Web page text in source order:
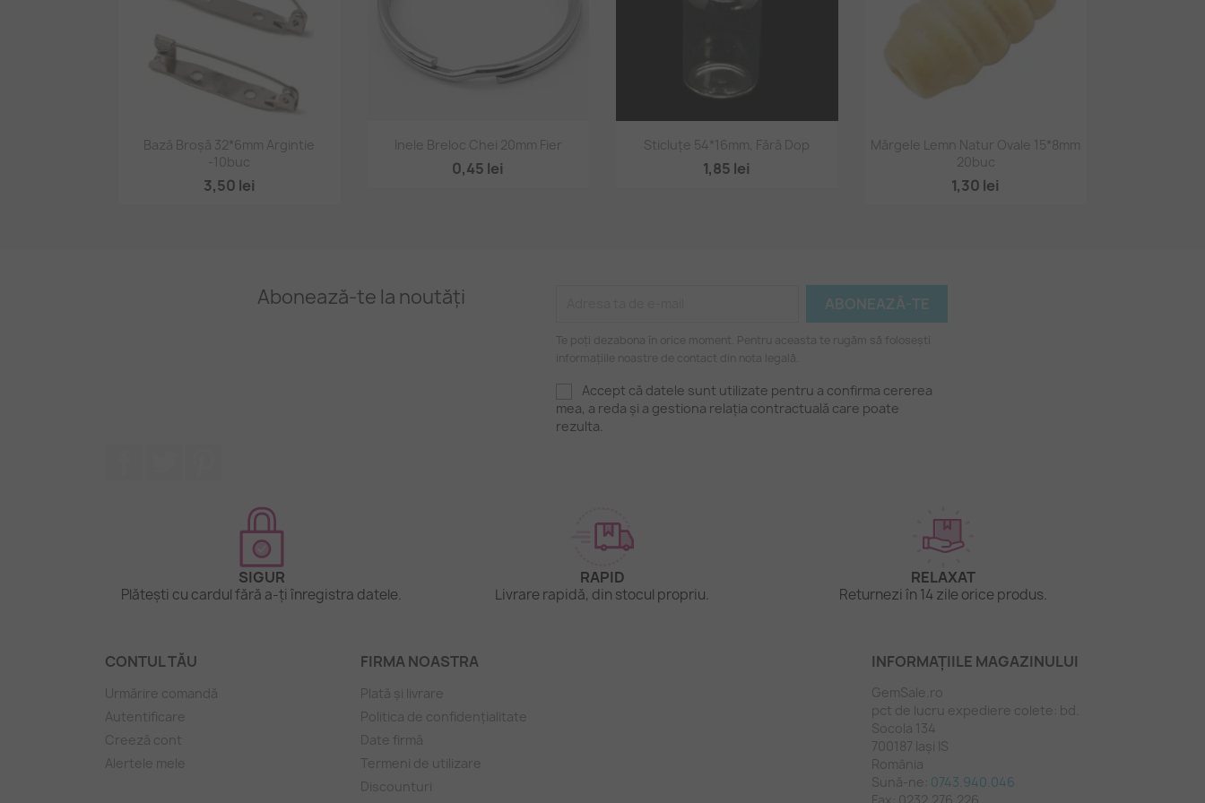
 Vizualizare rapidă
Bază Broșă 32*6mm Argintie
-10buc
3,50 lei
 Vizualizare rapidă
Inele Breloc Chei 20mm Fier
0,45 lei
 Vizualizare rapidă
Sticluțe 54*16mm, Fără Dop
1,85 lei
 Vizualizare rapidă
Mărgele Lemn Natur Ovale 15*8mm
20buc
1,30 lei
Abonează-te la noutăți
Te poți dezabona în orice moment. Pentru aceasta te rugăm să folosești
informațiile noastre de contact din nota legală.
Accept că datele sunt utilizate pentru a confirma cererea
mea, a reda și a gestiona relația contractuală care poate
rezulta.
SIGUR
Plătești cu cardul fără a-ți înregistra datele.
RAPID
Livrare rapidă, din stocul propriu.
RELAXAT
Returnezi în 14 zile orice produs.
CONTUL TĂU
Urmărire comandă
Autentificare
Creeză cont
Alertele mele
FIRMA NOASTRA
Plată și livrare
Politica de confidențialitate
Date firmă
Termeni de utilizare
Discounturi
INFORMAȚIILE MAGAZINULUI
GemSale.ro
pct de lucru expediere colete: bd.
Socola 134
700187 Iași IS
România
Sună-ne: 0743.940.046